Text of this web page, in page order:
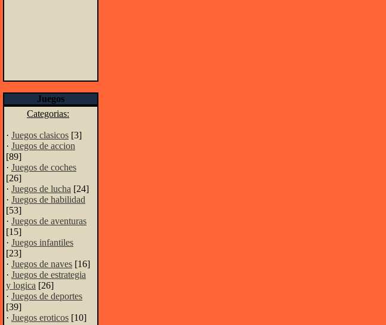
Juegos
Categorias:
· Juegos clasicos [3]
· Juegos de accion
[89]
· Juegos de coches
[26]
· Juegos de lucha [24]
· Juegos de habilidad
[53]
· Juegos de aventuras
[15]
· Juegos infantiles
[23]
· Juegos de naves [16]
· Juegos de estrategia
y logica [26]
· Juegos de deportes
[39]
· Juegos eroticos [10]